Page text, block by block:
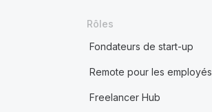
Rôles
Fondateurs de start-up
Remote pour les employés
Freelancer Hub